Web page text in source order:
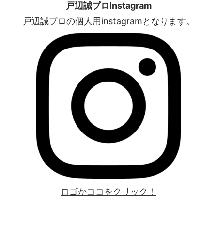
戸辺誠プロInstagram
戸辺誠プロの個人用instagramとなります。
ロゴかココをクリック！